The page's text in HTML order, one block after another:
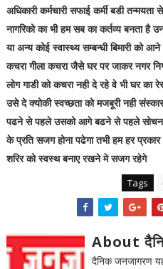
अधिकारी कर्मचारी सफाई कर्मी बडी
नागरिको का भी हम सब का कर्तव्य बनता है
या अन्य कोई स्वास्थ्य सम्बन्धी बिमारी
कचरा गीला कचरा जैसे घर पर जाकर नगर
लोग गाडी को कचरा नही दे रहे वे भी घर का
उसे दे क्योकी स्वच्छता को मजबूरी नही
पढने से पहले उसको आगे बढने से पहले सोचना
के प्रति सजग होना पढेगा तभी हम हर
शरिर को स्वस्थ बनाए रखने मे सजग रहेगे
Tags
About
दैनिक जनजागरण